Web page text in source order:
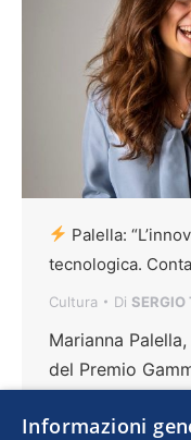
Palella:
tecnologica.
Cultura Di SERGIO
Marianna
del Premio
italiano, startup
Informazioni